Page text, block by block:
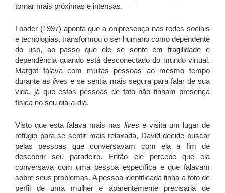
tornar mais próximas e intensas.
Loader (1997) aponta que a onipresença nas redes sociais
e tecnologias, transformou o ser humano como dependente
do uso, ao passo que ele se sente em fragilidade e
dependência quando está desconectado do mundo virtual.
Margot falava com muitas pessoas ao mesmo tempo
durante aslives e se sentia mais segura para falar de sua
vida, já que estas pessoas de fato não tinham presença
física no seu dia-a-dia.
Visto que esta falava mais nas lives e visita um lugar de
refúgio para se sentir mais relaxada, David decide buscar
pelas pessoas que conversavam com ela a fim de
descobrir seu paradeiro. Então ele percebe que ela
conversava com uma pessoa específica e que falavam
sobre seus problemas. A pessoa identificada tinha a foto de
perfil de uma mulher e aparentemente precisaria de